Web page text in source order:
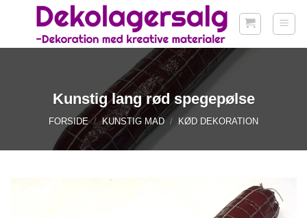
Fortsæt
Kunstig lang rød spegepølse
FORSIDE / KUNSTIG MAD / KØD DEKORATION